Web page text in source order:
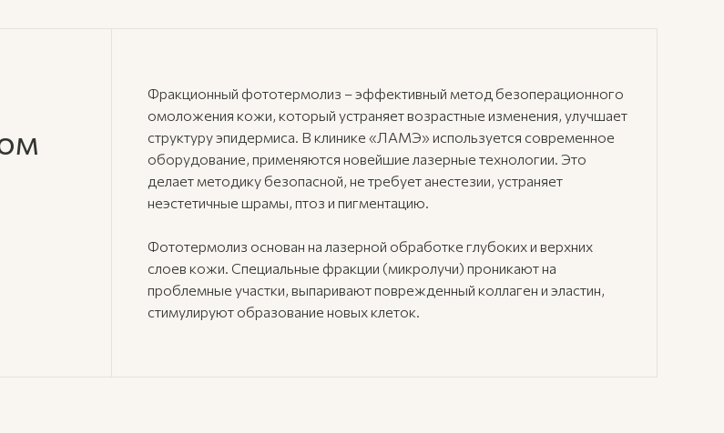
Фракционный фототермолиз – эффективный метод безоперационного
омоложения кожи, который устраняет возрастные изменения, улучшает
структуру эпидермиса. В клинике «ЛАМЭ» используется современное
оборудование, применяются новейшие лазерные технологии. Это
делает методику безопасной, не требует анестезии, устраняет
неэстетичные шрамы, птоз и пигментацию.
Фототермолиз основан на лазерной обработке глубоких и верхних
слоев кожи. Специальные фракции (микролучи) проникают на
проблемные участки, выпаривают поврежденный коллаген и эластин,
стимулируют образование новых клеток.